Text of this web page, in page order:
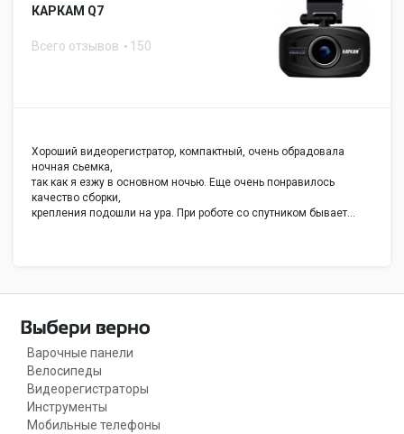
КАРКАМ Q7
Всего отзывов 150
Хороший видеорегистратор, компактный, очень обрадовала
ночная сьемка,
так как я езжу в основном ночью. Еще очень понравилось
качество сборки,
крепления подошли на ура. При роботе со спутником бывает…
Варочные панели
Велосипеды
Видеорегистраторы
Инструменты
Мобильные телефоны